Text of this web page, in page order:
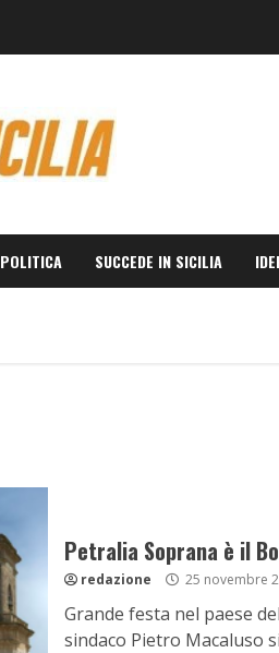
POLITICA SUCCEDE IN SICILIA
Petralia Soprana è il
redazione 25 novembre
Grande festa nel paese
sindaco Pietro Macaluso